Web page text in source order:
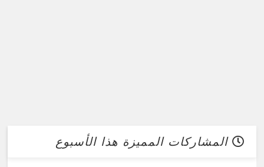
المشاركات المميزة هذا الأسبوع